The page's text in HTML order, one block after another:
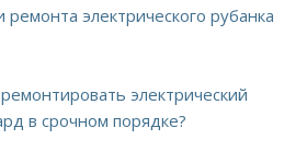
ремонта электрического рубанка
электрический
в срочном порядке?